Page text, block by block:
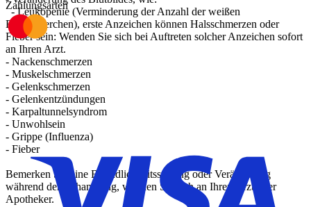
- Leukopenie (Verminderung der Anzahl der weißen
Blutkörperchen), erste Anzeichen können Halsschmerzen oder
Fieber sein: Wenden Sie sich bei Auftreten solcher Anzeichen sofort
an Ihren Arzt.
- Nackenschmerzen
- Muskelschmerzen
- Gelenkschmerzen
- Gelenkentzündungen
- Karpaltunnelsyndrom
- Unwohlsein
- Grippe (Influenza)
- Fieber
Bemerken Sie eine Befindlichkeitsstörung oder Veränderung
während der Behandlung, wenden Sie sich an Ihren Arzt oder
Apotheker.
Zahlungsarten